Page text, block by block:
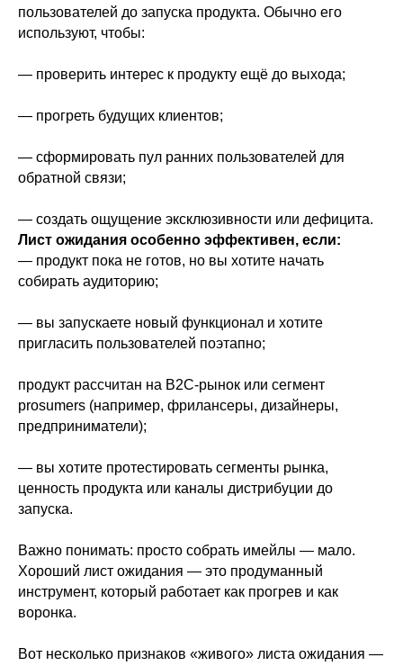
пользователей до запуска продукта. Обычно его
используют, чтобы:
— проверить интерес к продукту ещё до выхода;
— прогреть будущих клиентов;
— сформировать пул ранних пользователей для
обратной связи;
— создать ощущение эксклюзивности или дефицита.
Лист ожидания особенно эффективен, если:
— продукт пока не готов, но вы хотите начать
собирать аудиторию;
— вы запускаете новый функционал и хотите
пригласить пользователей поэтапно;
продукт рассчитан на B2C-рынок или сегмент
prosumers (например, фрилансеры, дизайнеры,
предприниматели);
— вы хотите протестировать сегменты рынка,
ценность продукта или каналы дистрибуции до
запуска.
Важно понимать: просто собрать имейлы — мало.
Хороший лист ожидания — это продуманный
инструмент, который работает как прогрев и как
воронка.
Вот несколько признаков «живого» листа ожидания —